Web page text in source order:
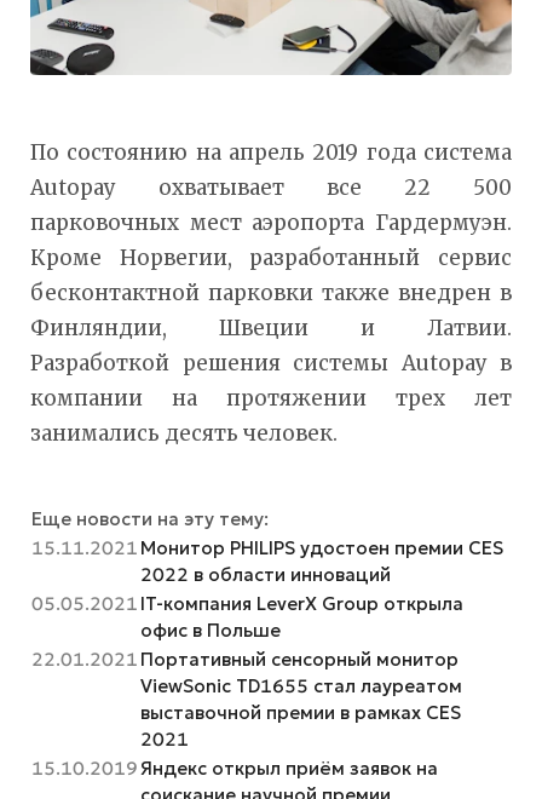
По состоянию на апрель 2019 года система
Autopay охватывает все 22 500
парковочных мест аэропорта Гардермуэн.
Кроме Норвегии, разработанный сервис
бесконтактной парковки также внедрен в
Финляндии, Швеции и Латвии.
Разработкой решения системы Autopay в
компании на протяжении трех лет
занимались десять человек.
Еще новости на эту тему:
15.11.2021 Монитор PHILIPS удостоен премии CES
2022 в области инноваций
05.05.2021 IT-компания LeverX Group открыла
офис в Польше
22.01.2021 Портативный сенсорный монитор
ViewSonic TD1655 стал лауреатом
выставочной премии в рамках CES
2021
15.10.2019Яндекс открыл приём заявок на